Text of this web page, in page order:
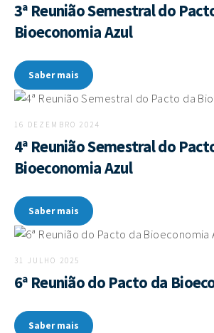
3ª Reunião Semestral do
Bioeconomia Azul
Saber mais
16 DEZEMBRO 2024
4ª Reunião Semestral do
Bioeconomia Azul
Saber mais
31 JULHO 2025
6ª Reunião do Pacto da
Saber mais